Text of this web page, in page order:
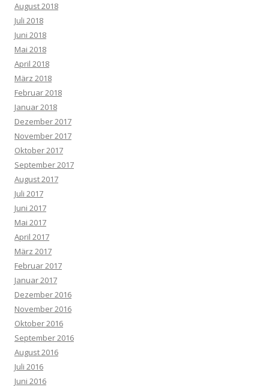
August 2018
Juli 2018
Juni 2018
Mai 2018
April 2018
März 2018
Februar 2018
Januar 2018
Dezember 2017
November 2017
Oktober 2017
September 2017
August 2017
Juli 2017
Juni 2017
Mai 2017
April 2017
März 2017
Februar 2017
Januar 2017
Dezember 2016
November 2016
Oktober 2016
September 2016
August 2016
Juli 2016
Juni 2016